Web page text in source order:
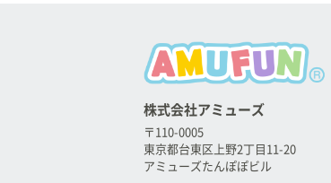
株式会社アミューズ
〒110-0005
東京都台東区上野2丁目11-20
アミューズたんぽぽビル